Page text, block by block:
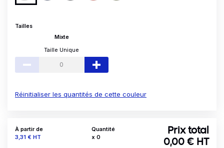
Tailles
Mixte
Taille Unique
Réinitialiser les quantités de cette couleur
À partir de
Prix
3,31 € HT
Quantité
x 0
Prix total
0,00 € HT